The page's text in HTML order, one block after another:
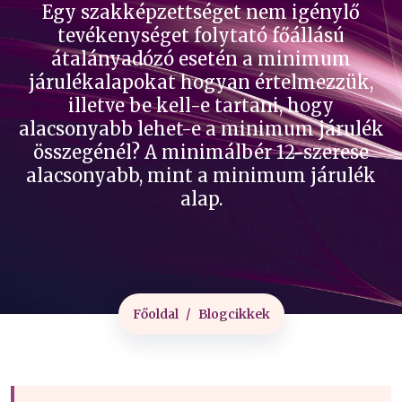
Egy szakképzettséget nem igénylő
tevékenységet folytató főállású
átalányadózó esetén a minimum
járulékalapokat hogyan értelmezzük,
illetve be kell-e tartani, hogy
alacsonyabb lehet-e a minimum járulék
összegénél? A minimálbér 12-szerese
alacsonyabb, mint a minimum járulék
alap.
Főoldal Blogcikkek